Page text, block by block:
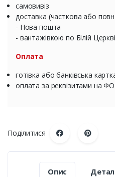
самовивіз
доставка (часткова або
- Нова пошта
- вантажівкою по Білій
Оплата
готівка або банківська
оплата за реквізитами на
Поділитися
Опис